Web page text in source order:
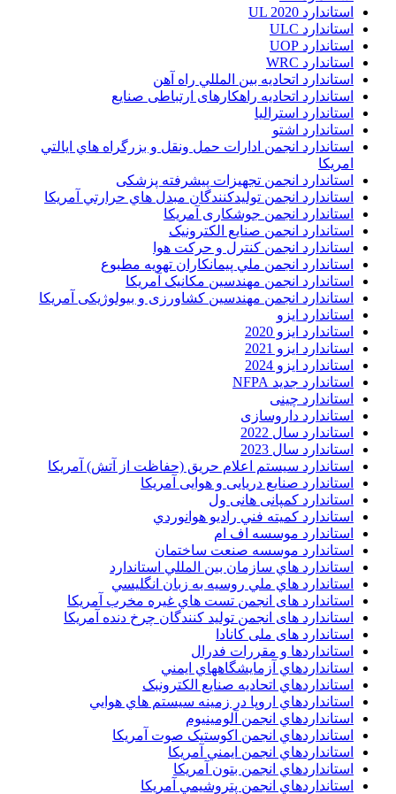
استاندارد UL 2020
استاندارد ULC
استاندارد UOP
استاندارد WRC
استاندارد اتحاديه بين المللي راه آهن
استاندارد اتحادیه راهکارهای ارتباطی صنایع
استاندارد استرالیا
استاندارد اشتو
استاندارد انجمن ادارات حمل ونقل و بزرگراه هاي ايالتي
امريکا
استاندارد انجمن تجهیزات پیشرفته پزشکی
استاندارد انجمن توليدکنندگان مبدل هاي حرارتي آمريکا
استاندارد انجمن جوشکاری آمریکا
استاندارد انجمن صنايع الکترونيک
استاندارد انجمن کنترل و حرکت هوا
استاندارد انجمن ملي پيمانکاران تهويه مطبوع
استاندارد انجمن مهندسين مکانيک آمريکا
استاندارد انجمن مهندسین کشاورزی و بیولوژیکی آمریکا
استاندارد ایزو
استاندارد ایزو 2020
استاندارد ایزو 2021
استاندارد ایزو 2024
استاندارد جدید NFPA
استاندارد چینی
استاندارد داروسازی
استاندارد سال 2022
استاندارد سال 2023
استاندارد سیستم اعلام حریق (حفاظت از آتش) آمریکا
استاندارد صنایع دریایی و هوایی آمریکا
استاندارد کمپانی هانی ول
استاندارد کميته فني راديو هوانوردي
استاندارد موسسه اف ام
استاندارد موسسه صنعت ساختمان
استاندارد هاي سازمان بين المللي استاندارد
استاندارد هاي ملي روسيه به زبان انگليسي
استاندارد های انجمن تست هاي غيره مخرب آمريکا
استاندارد های انجمن توليد کنندگان چرخ دنده آمريکا
استاندارد های ملی کانادا
استانداردها و مقررات فدرال
استانداردهاي آزمايشگاههاي ايمني
استانداردهاي اتحاديه صنايع الکترونبک
استانداردهاي اروپا در زمينه سيستم هاي هوايي
استانداردهاي انجمن آلومينيوم
استانداردهاي انجمن اکوستيک صوت آمريکا
استانداردهاي انجمن ايمني آمريکا
استانداردهاي انجمن بتون آمريکا
استانداردهاي انجمن پتروشيمي آمريکا